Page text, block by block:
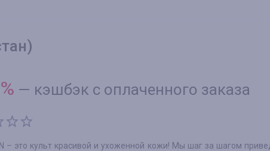
% — кэшбэк с оплаченного заказа
– это культ красивой и ухоженной кожи! Мы шаг за шагом